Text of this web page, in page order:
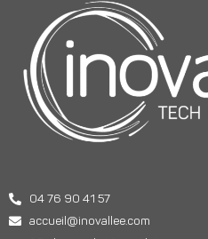
04 76 90 41 57
accueil@inovallee.com